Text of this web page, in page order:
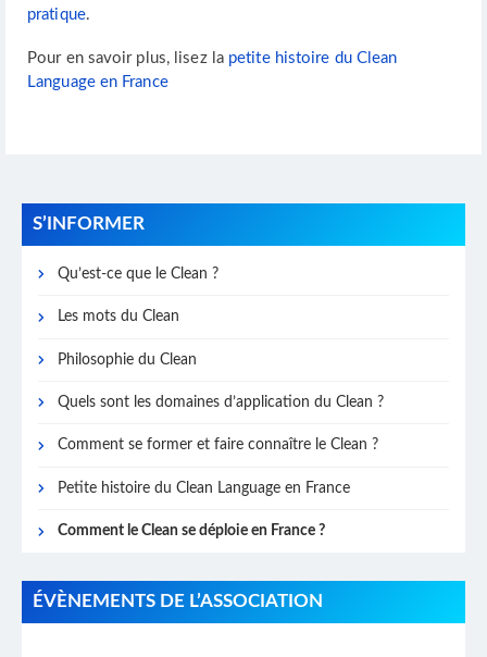
pratique.
Pour en savoir plus, lisez la petite histoire du Clean
Language en France
S’INFORMER
Qu’est-ce que le Clean ?
Les mots du Clean
Philosophie du Clean
Quels sont les domaines d’application du Clean ?
Comment se former et faire connaître le Clean ?
Petite histoire du Clean Language en France
Comment le Clean se déploie en France ?
ÉVÈNEMENTS DE L’ASSOCIATION